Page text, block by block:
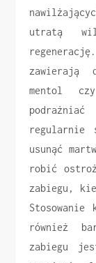
utratą
zawierają
mentol
regularnie
usunąć
robić
zabiegu,
również
zabiegu